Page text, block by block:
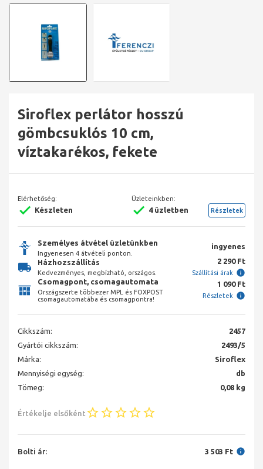
Siroflex perlátor hosszú
gömbcsuklós 10 cm,
víztakarékos, fekete
Elérhetőség:
Készleten
Üzleteinkben:
4 üzletben Részletek
Személyes átvétel üzletünkben
Ingyenesen 4 átvételi ponton.
ingyenes
Házhozszállítás
Kedvezményes, megbízható, országos.
2 290 Ft
Szállítási árak
Csomagpont, csomagautomata
Országszerte többezer MPL és FOXPOST
csomagautomatába és csomagpontra!
1 090 Ft
Részletek
Cikkszám:
2457
Gyártói cikkszám:
2493/5
Márka:
Siroflex
Mennyiségi egység:
db
Tömeg:
0,08 kg
Értékelje elsőként
Bolti ár: 3 503 Ft